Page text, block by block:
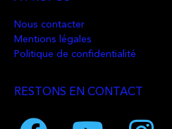
Nous contacter
Mentions légales
Politique de confidentialité
RESTONS EN CONTACT